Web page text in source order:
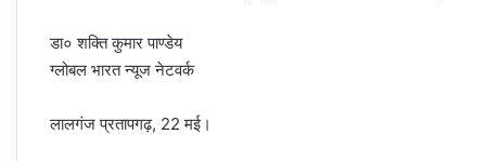
डा० शक्ति कुमार पाण्डेय
ग्लोबल भारत न्यूज नेटवर्क
लालगंज प्रतापगढ़, 22 मई।